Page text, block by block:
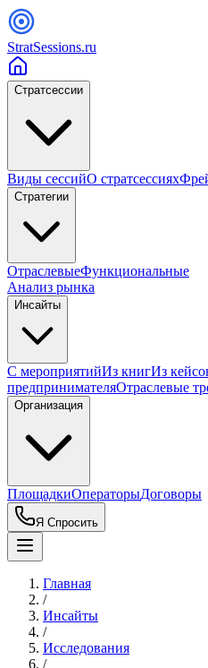
StratSessions.ru
Стратсессии
Виды сессийО стратсессиях
Стратегии
ОтраслевыеФункциональные
Анализ рынка
Инсайты
С мероприятийИз книгИз
предпринимателяОтраслевые
Организация
ПлощадкиОператорыДоговоры
Я Спросить
Главная
/
Инсайты
/
Исследования
/